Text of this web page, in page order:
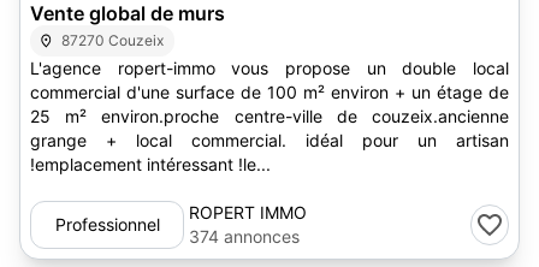
Vente global de murs
87270 Couzeix
L'agence ropert-immo vous propose un double local
commercial d'une surface de 100 m² environ + un étage de
25 m² environ.proche centre-ville de couzeix.ancienne
grange + local commercial. idéal pour un artisan
!emplacement intéressant !le...
Professionnel
ROPERT IMMO
374 annonces